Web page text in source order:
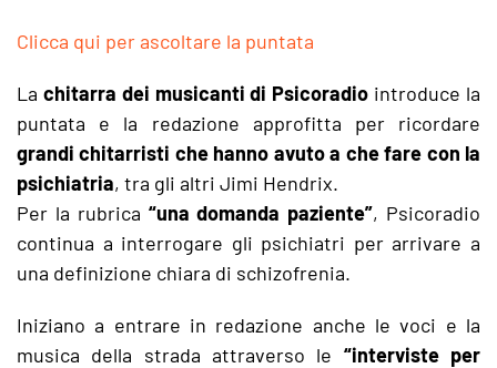
Clicca qui per ascoltare la puntata
La chitarra dei musicanti di Psicoradio introduce la
puntata e la redazione approfitta per ricordare
grandi chitarristi che hanno avuto a che fare con la
psichiatria, tra gli altri Jimi Hendrix.
Per la rubrica “una domanda paziente”, Psicoradio
continua a interrogare gli psichiatri per arrivare a
una definizione chiara di schizofrenia.
Iniziano a entrare in redazione anche le voci e la
musica della strada attraverso le “interviste per